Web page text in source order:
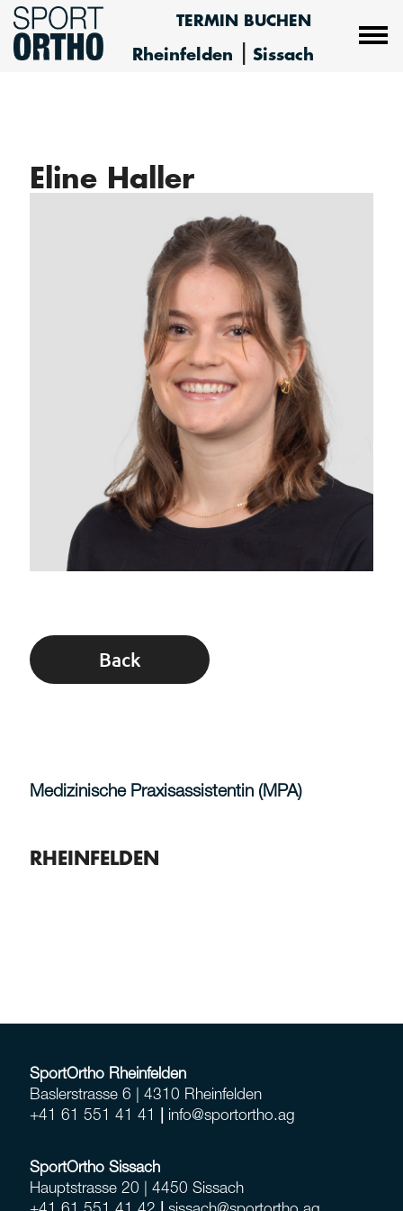
TERMIN BUCHEN
Rheinfelden Sissach
Eline Haller
Back
Medizinische Praxisassistentin (MPA)
RHEINFELDEN
SportOrtho Rheinfelden
Baslerstrasse 6 | 4310 Rheinfelden
+41 61 551 41 41 info@sportortho.ag
SportOrtho Sissach
Hauptstrasse 20 | 4450 Sissach